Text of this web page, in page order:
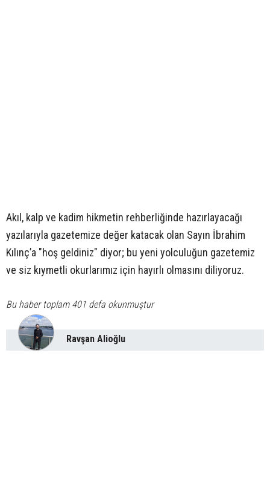
Akıl, kalp ve kadim hikmetin rehberliğinde hazırlayacağı
yazılarıyla gazetemize değer katacak olan Sayın İbrahim
Kılınç’a "hoş geldiniz" diyor; bu yeni yolculuğun gazetemiz
ve siz kıymetli okurlarımız için hayırlı olmasını diliyoruz.
Bu haber toplam 401 defa okunmuştur
Ravşan Alioğlu